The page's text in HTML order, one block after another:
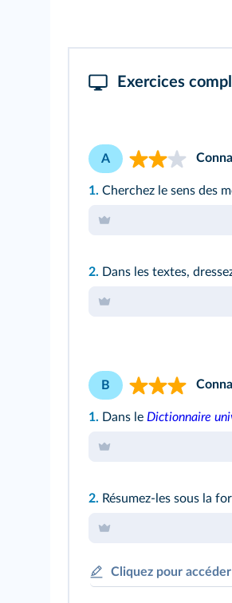
Exercices
A
1. Cherchez le sens des
2. Dans les textes,
B
1. Dans le Dictionnaire
2. Résumez-les sous la
Cliquez pour